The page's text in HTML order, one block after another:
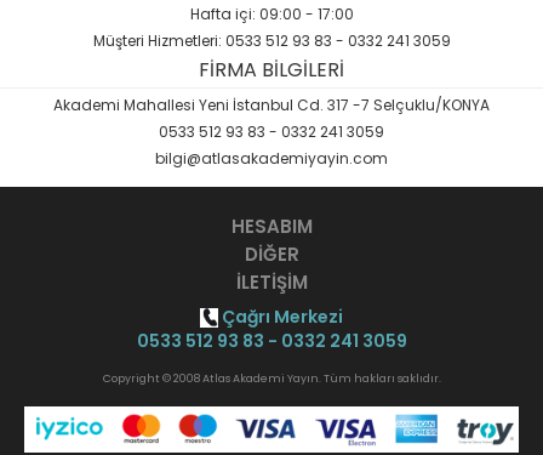
Hafta içi: 09:00 - 17:00
Müşteri Hizmetleri: 0533 512 93 83 - 0332 241 3059
FİRMA BİLGİLERİ
Akademi Mahallesi Yeni İstanbul Cd. 317 -7 Selçuklu/KONYA
0533 512 93 83 - 0332 241 3059
bilgi@atlasakademiyayin.com
HESABIM
DİĞER
İLETİŞİM
Çağrı Merkezi
0533 512 93 83 - 0332 241 3059
Copyright © 2008 Atlas Akademi Yayın. Tüm hakları saklıdır.